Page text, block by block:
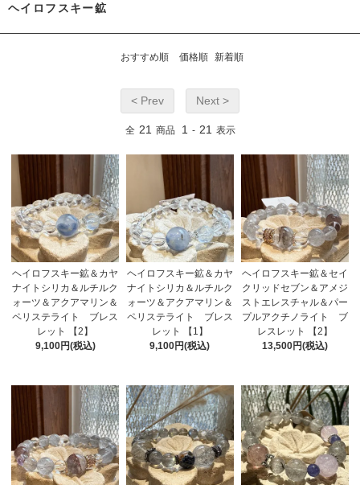
ヘイロフスキー鉱
おすすめ順 価格順 新着順
< Prev Next >
全 21 商品 1 - 21 表示
ヘイロフスキー鉱＆カヤ
ナイトシリカ＆ルチルク
ォーツ＆アクアマリン＆
ペリステライト ブレス
レット 【2】
9,100円(税込)
ヘイロフスキー鉱＆カヤ
ナイトシリカ＆ルチルク
ォーツ＆アクアマリン＆
ペリステライト ブレス
レット 【1】
9,100円(税込)
ヘイロフスキー鉱＆セイ
クリッドセブン＆アメジ
ストエレスチャル＆パー
プルアクチノライト ブ
レスレット 【2】
13,500円(税込)